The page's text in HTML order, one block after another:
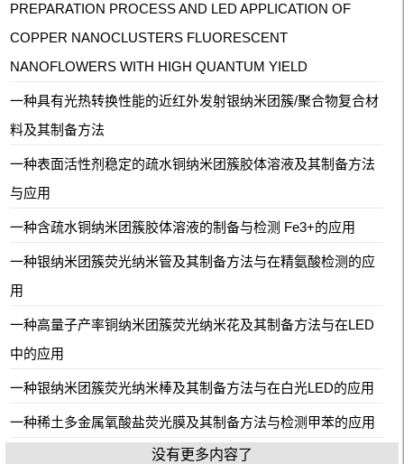
PREPARATION PROCESS AND LED APPLICATION OF
COPPER NANOCLUSTERS FLUORESCENT
NANOFLOWERS WITH HIGH QUANTUM YIELD
一种具有光热转换性能的近红外发射银纳米团簇/聚合物复合材
料及其制备方法
一种表面活性剂稳定的疏水铜纳米团簇胶体溶液及其制备方法
与应用
一种含疏水铜纳米团簇胶体溶液的制备与检测 Fe3+的应用
一种银纳米团簇荧光纳米管及其制备方法与在精氨酸检测的应
用
一种高量子产率铜纳米团簇荧光纳米花及其制备方法与在LED
中的应用
一种银纳米团簇荧光纳米棒及其制备方法与在白光LED的应用
一种稀土多金属氧酸盐荧光膜及其制备方法与检测甲苯的应用
没有更多内容了